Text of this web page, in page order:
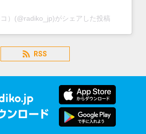
）(@radiko_jp)がシェアした投稿
RSS